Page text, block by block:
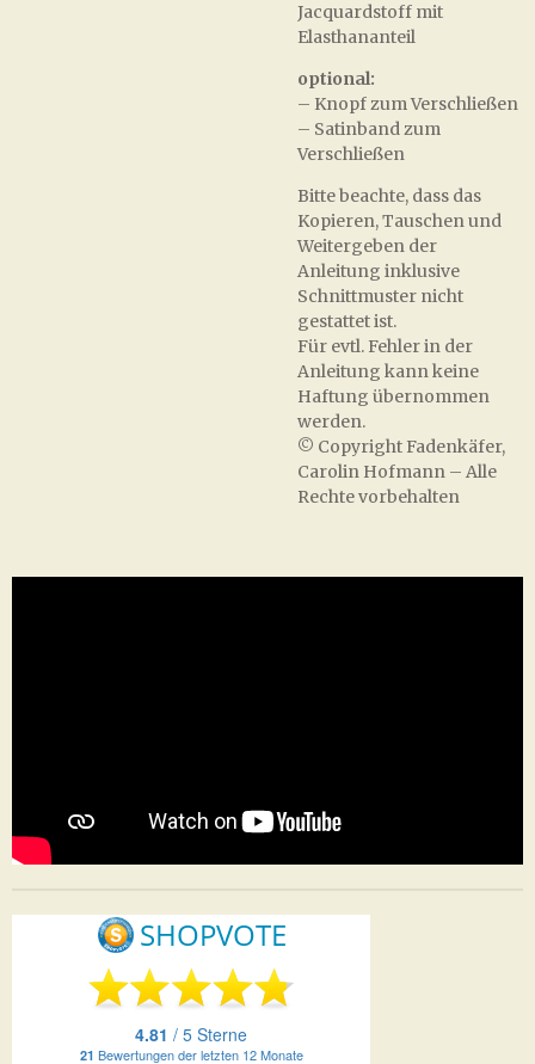
Jacquardstoff mit
Elasthananteil
optional:
– Knopf zum Verschließen
– Satinband zum
Verschließen
Bitte beachte, dass das
Kopieren, Tauschen und
Weitergeben der
Anleitung inklusive
Schnittmuster nicht
gestattet ist.
Für evtl. Fehler in der
Anleitung kann keine
Haftung übernommen
werden.
© Copyright Fadenkäfer,
Carolin Hofmann – Alle
Rechte vorbehalten